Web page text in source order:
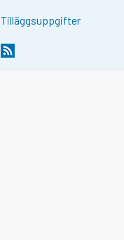
Tilläggsuppgifter